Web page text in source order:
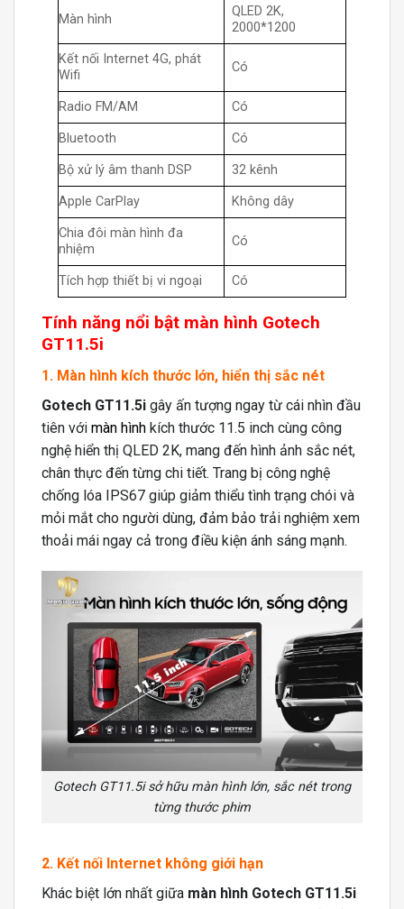
Màn hình
QLED 2K,
2000*1200
Kết nối Internet 4G, phát
Wifi
Có
Radio FM/AM Có
Bluetooth Có
Bộ xử lý âm thanh DSP 32 kênh
Apple CarPlay Không dây
Chia đôi màn hình đa
nhiệm
Có
Tích hợp thiết bị vi ngoại Có
Tính năng nổi bật màn hình Gotech
GT11.5i
1. Màn hình kích thước lớn, hiển thị sắc nét
Gotech GT11.5i gây ấn tượng ngay từ cái nhìn đầu
tiên với màn hình kích thước 11.5 inch cùng công
nghệ hiển thị QLED 2K, mang đến hình ảnh sắc nét,
chân thực đến từng chi tiết. Trang bị công nghệ
chống lóa IPS67 giúp giảm thiểu tình trạng chói và
mỏi mắt cho người dùng, đảm bảo trải nghiệm xem
thoải mái ngay cả trong điều kiện ánh sáng mạnh.
Gotech GT11.5i sở hữu màn hình lớn, sắc nét trong
từng thước phim
2. Kết nối Internet không giới hạn
Khác biệt lớn nhất giữa màn hình Gotech GT11.5i